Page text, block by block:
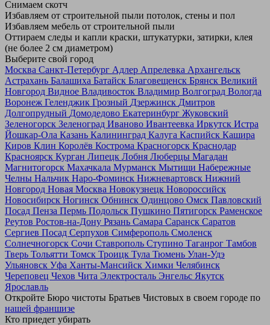
Снимаем скотч
Избавляем от строительной пыли потолок, стены и пол
Избавляем мебель от строительной пыли
Оттираем следы и капли краски, штукатурки, затирки, клея
(не более 2 см диаметром)
Выберите свой город
Москва Санкт-Петербург Адлер Апрелевка Архангельск
Астрахань Балашиха Батайск Благовещенск Брянск Великий
Новгород Видное Владивосток Владимир Волгоград Вологда
Воронеж Геленджик Грозный Дзержинск Дмитров
Долгопрудный Домодедово Екатеринбург Жуковский
Зеленогорск Зеленоград Иваново Ивантеевка Иркутск Истра
Йошкар-Ола Казань Калининград Калуга Каспийск Кашира
Киров Клин Королёв Кострома Красногорск Краснодар
Красноярск Курган Липецк Лобня Люберцы Магадан
Магнитогорск Махачкала Мурманск Мытищи Набережные
Челны Нальчик Наро-Фоминск Нижневартовск Нижний
Новгород Новая Москва Новокузнецк Новороссийск
Новосибирск Ногинск Обнинск Одинцово Омск Павловский
Посад Пенза Пермь Подольск Пушкино Пятигорск Раменское
Реутов Ростов-на-Дону Рязань Самара Саранск Саратов
Сергиев Посад Серпухов Симферополь Смоленск
Солнечногорск Сочи Ставрополь Ступино Таганрог Тамбов
Тверь Тольятти Томск Троицк Тула Тюмень Улан-Удэ
Ульяновск Уфа Ханты-Мансийск Химки Челябинск
Череповец Чехов Чита Электросталь Энгельс Якутск
Ярославль
Откройте Бюро чистоты Братьев Чистовых в своем городе по
нашей франшизе
Кто приедет убирать